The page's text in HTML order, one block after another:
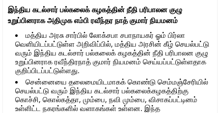
இந்திய கடல்சார் பல்கலைக் கழகத்தின் நீதி பரிபாலன குழு
உறுப்பினராக அதிமுக எம்பி ரவீந்தர நாத் குமார் நியமனம்
மத்திய அரசு சார்பில் லோக்சபா சபாநாயகர் ஓம் பிர்லா
வெளியிடப்பட்டுள்ள அறிவிப்பில், மத்திய அரசின் கீழ் செயல்பட்டு
வரும் இந்திய கடல்சார் பல்கலைக் கழகத்தின் நீதி பரிபாலன குழு
உறுப்பினராக ரவீந்திரநாத் குமார் நியமனம் செய்யப்பட்டுள்ளதாக
குறிப்பிடப்பட்டுள்ளது.
சென்னையை தலைமையிடமாகக் கொண்டு செம்மஞ்சேரியில்
செயல்பட்டு வரும் இந்திய கடல்சார் பல்கலைக்கழகத்திற்கு
கொச்சி, கொல்கத்தா, மும்பை, நவி மும்பை, விசாகப்பட்டினம்
உள்ளிட்ட நகரங்களில் வளாகங்கள் உள்ளன. இந்த